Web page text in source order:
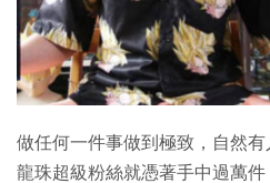
做任何一件事做到極致，自然
龍珠超級粉絲就憑著手中過萬